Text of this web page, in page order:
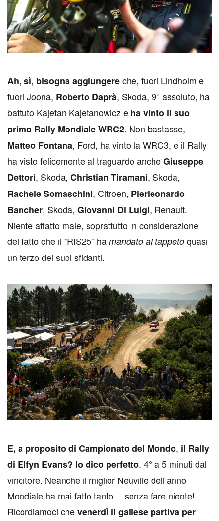
Ah, sì, bisogna aggiungereche, fuori Lindholm e
fuori Joona, Roberto Daprà, Skoda, 9° assoluto, ha
battuto Kajetan Kajetanowicz e ha vinto il suo
primo Rally Mondiale WRC2. Non bastasse,
Matteo Fontana, Ford, ha vinto la WRC3, e il Rally
ha visto felicemente al traguardo ancheGiuseppe
Dettori, Skoda, Christian Tiramani, Skoda,
Rachele Somaschini, Citroen, Pierleonardo
Bancher, Skoda, Giovanni Di Luigi, Renault.
Niente affatto male, soprattutto in considerazione
del fatto che il “RIS25” ha mandato al tappeto quasi
un terzo dei suoi sfidanti.
E, a proposito di Campionato del Mondo, il Rally
di Elfyn Evans? Io dico perfetto. 4° a 5 minuti dal
vincitore. Neanche il miglior Neuville dell’anno
Mondiale ha mai fatto tanto… senza fare niente!
Ricordiamoci chevenerdì il gallese partiva per